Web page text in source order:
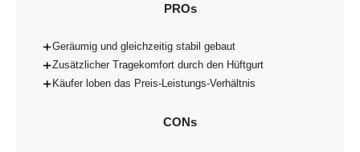
PROs
Geräumig und gleichzeitig stabil gebaut
Zusätzlicher Tragekomfort durch den Hüftgurt
Käufer loben das Preis-Leistungs-Verhältnis
CONs